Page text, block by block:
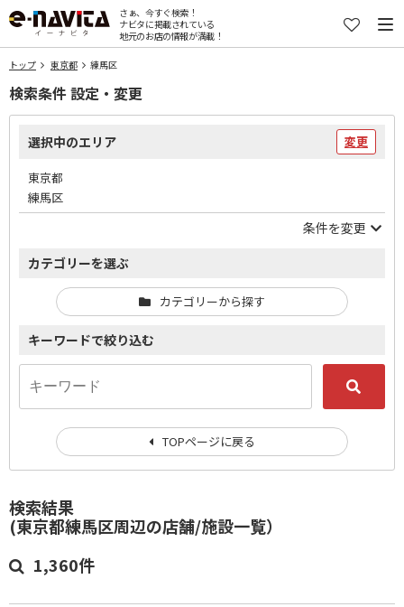
さぁ、今すぐ検索！
ナビタに掲載されている
地元のお店の情報が満載！
トップ 東京都 練馬区
検索結果
(東京都練馬区周辺の店舗/施設一覧）
1,360件
検索条件 設定・変更
選択中のエリア 変更
東京都
練馬区
条件を変更
カテゴリーを選ぶ
カテゴリーから探す
キーワードで絞り込む
TOPページに戻る